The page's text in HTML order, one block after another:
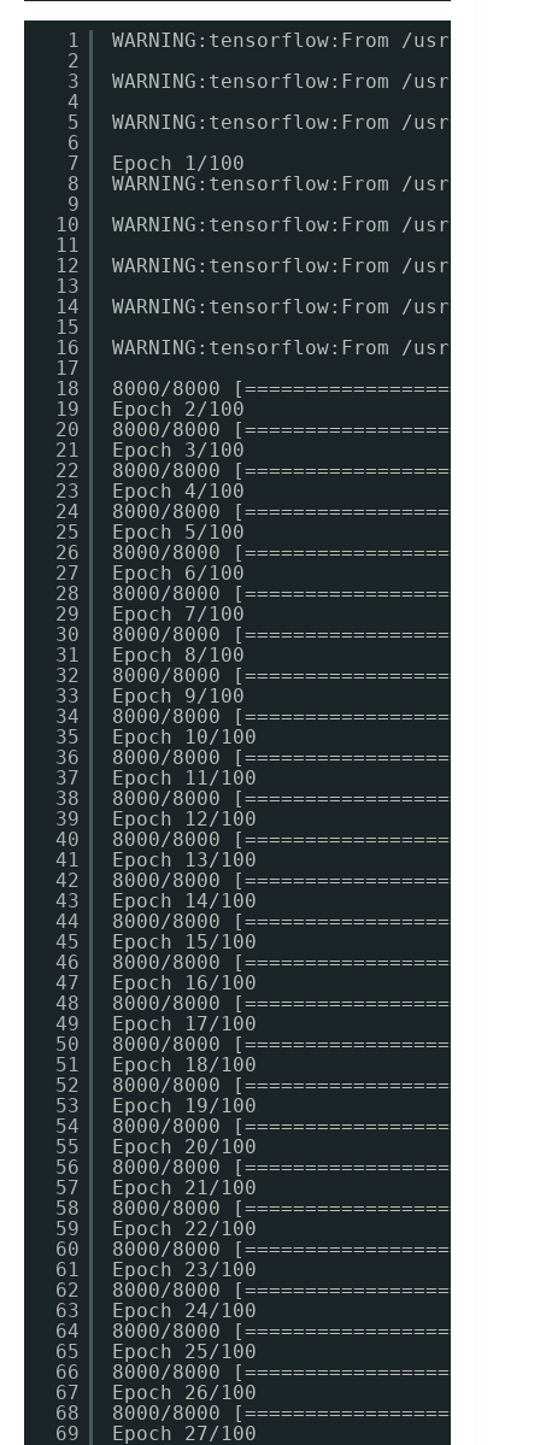
1
2
3
4
5
6
7
8
9
10
11
12
13
14
15
16
17
18
19
20
21
22
23
24
25
26
27
28
29
30
31
32
33
34
35
36
37
38
39
40
41
42
43
44
45
46
47
48
49
50
51
52
53
54
55
56
57
58
59
60
61
62
63
64
65
66
67
68
69
WARNING:tensorflow:From /usr/
WARNING:tensorflow:From /usr/
WARNING:tensorflow:From /usr/
Epoch 1/100
WARNING:tensorflow:From /usr/
WARNING:tensorflow:From /usr/
WARNING:tensorflow:From /usr/
WARNING:tensorflow:From /usr/
WARNING:tensorflow:From /usr/
8000/8000
Epoch 2/100
8000/8000
Epoch 3/100
8000/8000
Epoch 4/100
8000/8000
Epoch 5/100
8000/8000
Epoch 6/100
8000/8000
Epoch 7/100
8000/8000
Epoch 8/100
8000/8000
Epoch 9/100
8000/8000
Epoch 10/100
8000/8000
Epoch 11/100
8000/8000
Epoch 12/100
8000/8000
Epoch 13/100
8000/8000
Epoch 14/100
8000/8000
Epoch 15/100
8000/8000
Epoch 16/100
8000/8000
Epoch 17/100
8000/8000
Epoch 18/100
8000/8000
Epoch 19/100
8000/8000
Epoch 20/100
8000/8000
Epoch 21/100
8000/8000
Epoch 22/100
8000/8000
Epoch 23/100
8000/8000
Epoch 24/100
8000/8000
Epoch 25/100
8000/8000
Epoch 26/100
8000/8000
Epoch 27/100